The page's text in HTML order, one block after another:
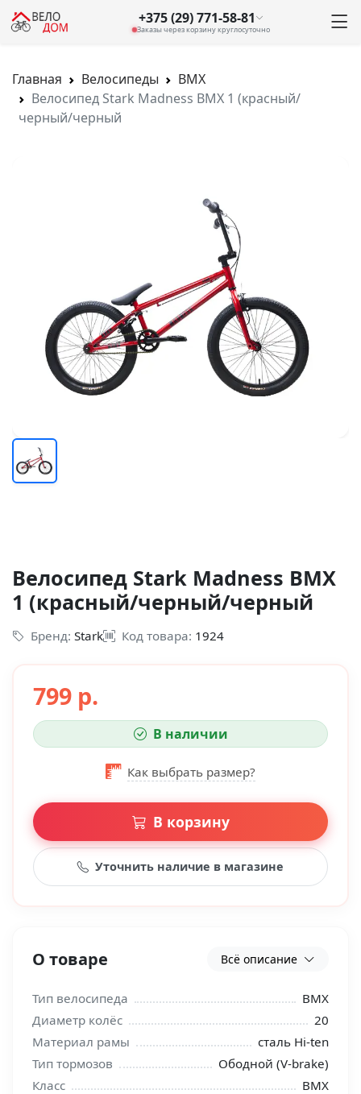
+375 (29) 771-58-81
Заказы через корзину круглосуточно
Главная Велосипеды
BMX
Велосипед Stark Madness BMX 1 (красный/
черный/черный
Велосипед Stark Madness BMX
1 (красный/черный/черный
Бренд: Stark Код товара: 1924
О товаре Всё описание
Тип велосипеда
BMX
Диаметр колёс
20
Материал рамы
сталь Hi-ten
Тип тормозов
Ободной (V-brake)
Класс
BMX
799 р.
В наличии
Как выбрать размер?
В корзину
Уточнить наличие в магазине